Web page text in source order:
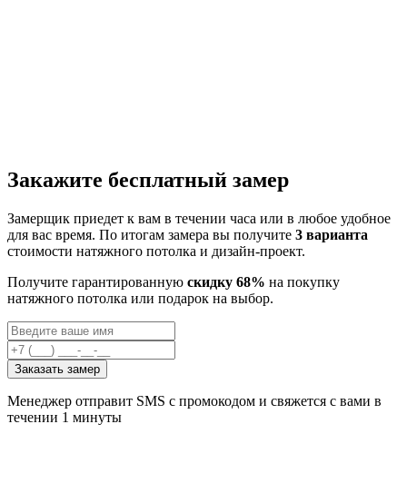
Закажите бесплатный замер
Замерщик приедет к вам в течении часа или в любое удобное
для вас время. По итогам замера вы получите 3 варианта
стоимости натяжного потолка и дизайн-проект.
Получите гарантированную скидку 68% на покупку
натяжного потолка или подарок на выбор.
Заказать замер
Менеджер отправит SMS с промокодом и свяжется с вами в
течении 1 минуты